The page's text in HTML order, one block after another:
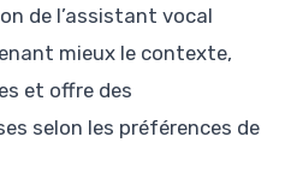
de l’assistant vocal
mieux le contexte,
et offre des
selon les préférences de